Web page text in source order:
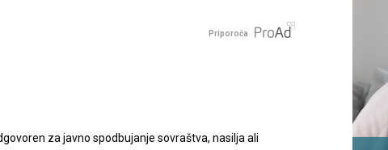
Priporoča
za javno spodbujanje sovraštva, nasilja ali